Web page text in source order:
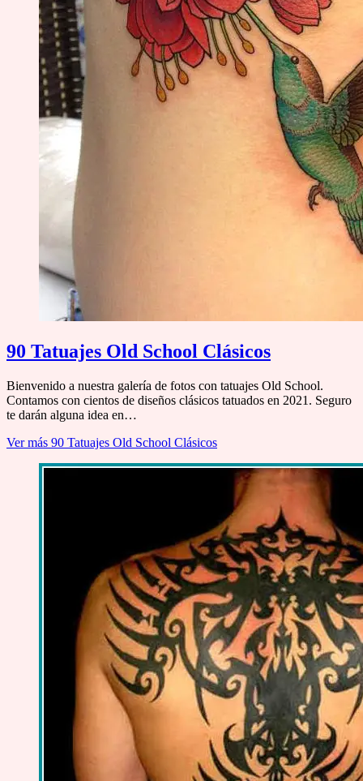
90 Tatuajes Old School Clásicos
Bienvenido a nuestra galería de fotos con tatuajes Old School.
Contamos con cientos de diseños clásicos tatuados en 2021. Seguro
te darán alguna idea en…
Ver más 90 Tatuajes Old School Clásicos